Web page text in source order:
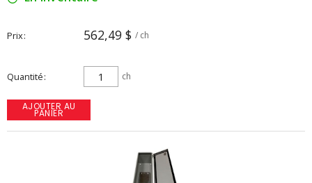
Prix 562,49 $ / ch
Quantité ch
AJOUTER AU
PANIER